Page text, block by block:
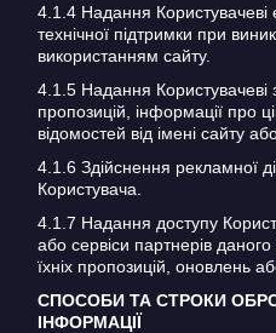
4.1.4 Надання Користувачеві
технічної підтримки при
використанням сайту.
4.1.5 Надання Користувачеві
пропозицій, інформації про
відомостей від імені сайту
4.1.6 Здійснення рекламної
Користувача.
4.1.7 Надання доступу
або сервіси партнерів
їхніх пропозицій, оновлень
СПОСОБИ ТА СТРОКИ
ІНФОРМАЦІЇ